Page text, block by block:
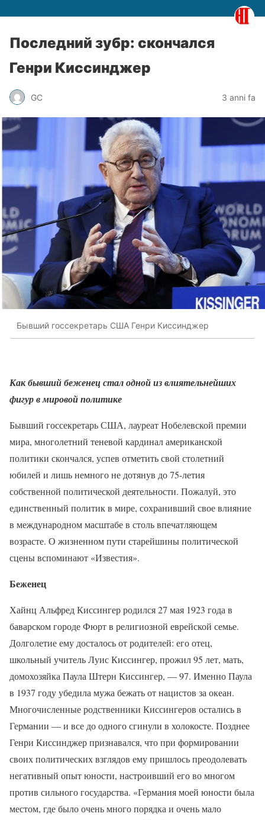
Последний зубр: скончался
Генри Киссинджер
GC 3 anni fa
Бывший госсекретарь США Генри Киссинджер
Как бывший беженец стал одной из влиятельнейших
фигур в мировой политике
Бывший госсекретарь США, лауреат Нобелевской премии
мира, многолетний теневой кардинал американской
политики скончался, успев отметить свой столетний
юбилей и лишь немного не дотянув до 75-летия
собственной политической деятельности. Пожалуй, это
единственный политик в мире, сохранивший свое влияние
в международном масштабе в столь впечатляющем
возрасте. О жизненном пути старейшины политической
сцены вспоминают «Известия».
Беженец
Хайнц Альфред Киссингер родился 27 мая 1923 года в
баварском городе Фюрт в религиозной еврейской семье.
Долголетие ему досталось от родителей: его отец,
школьный учитель Луис Киссингер, прожил 95 лет, мать,
домохозяйка Паула Штерн Киссингер, — 97. Именно Паула
в 1937 году убедила мужа бежать от нацистов за океан.
Многочисленные родственники Киссингеров остались в
Германии — и все до одного сгинули в холокосте. Позднее
Генри Киссинджер признавался, что при формировании
своих политических взглядов ему пришлось преодолевать
негативный опыт юности, настроивший его во многом
против сильного государства. «Германия моей юности была
местом, где было очень много порядка и очень мало